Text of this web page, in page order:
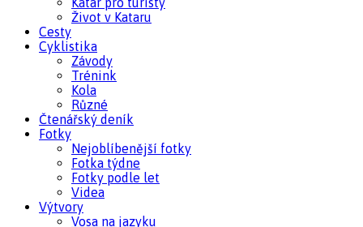
Život v Kataru
Cesty
Cyklistika
Závody
Trénink
Kola
Různé
Čtenářský deník
Fotky
Nejoblíbenější fotky
Fotka týdne
Fotky podle let
Videa
Výtvory
Vosa na jazyku